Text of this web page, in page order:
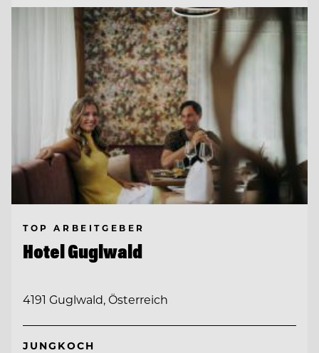
TOP ARBEITGEBER
Hotel Guglwald
4191 Guglwald, Österreich
JUNGKOCH